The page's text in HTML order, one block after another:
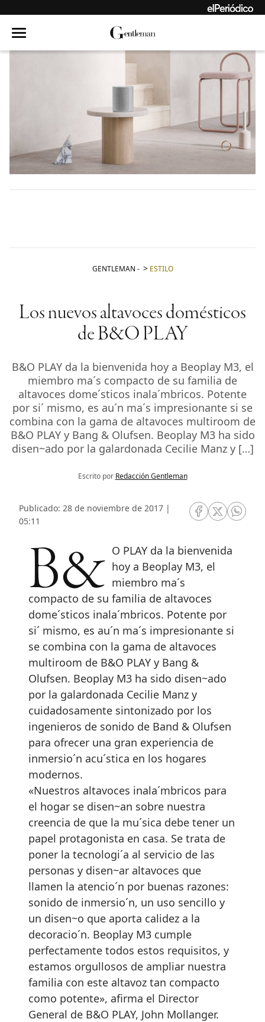
GENTLEMAN - ESTILO
Los nuevos altavoces domésticos
de B&O PLAY
B&O PLAY da la bienvenida hoy a Beoplay M3, el
miembro ma´s compacto de su familia de
altavoces dome´sticos inala´mbricos. Potente
por si´ mismo, es au´n ma´s impresionante si se
combina con la gama de altavoces multiroom de
B&O PLAY y Bang & Olufsen. Beoplay M3 ha sido
disen~ado por la galardonada Cecilie Manz y […]
Escrito por Redacción Gentleman
Publicado: 28 de noviembre de 2017 |
05:11
RRSS Facebook
RRSSRRSS
B&O PLAY da la bienvenida hoy a Beoplay M3, el
miembro ma´s
compacto de su familia de altavoces
dome´sticos inala´mbricos. Potente por
si´ mismo, es au´n ma´s impresionante si
se combina con la gama de altavoces
multiroom de B&O PLAY y Bang &
Olufsen. Beoplay M3 ha sido disen~ado
por la galardonada Cecilie Manz y
cuidadosamente sintonizado por los
ingenieros de sonido de Band & Olufsen
para ofrecer una gran experiencia de
inmersio´n acu´stica en los hogares
modernos.
«Nuestros altavoces inala´mbricos para
el hogar se disen~an sobre nuestra
creencia de que la mu´sica debe tener un
papel protagonista en casa. Se trata de
poner la tecnologi´a al servicio de las
personas y disen~ar altavoces que
llamen la atencio´n por buenas razones:
sonido de inmersio´n, un uso sencillo y
un disen~o que aporta calidez a la
decoracio´n. Beoplay M3 cumple
perfectamente todos estos requisitos, y
estamos orgullosos de ampliar nuestra
familia con este altavoz tan compacto
como potente», afirma el Director
General de B&O PLAY, John Mollanger.